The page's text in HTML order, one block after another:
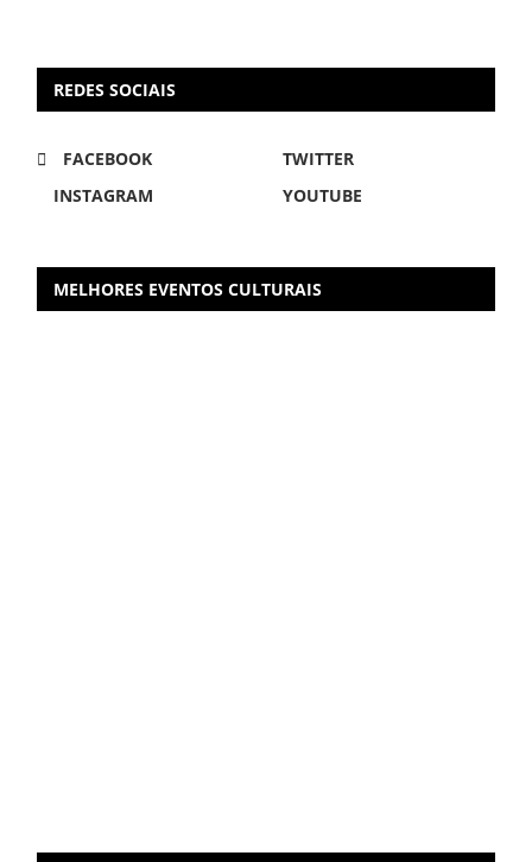
REDES SOCIAIS
FACEBOOK
TWITTER
INSTAGRAM
YOUTUBE
MELHORES EVENTOS CULTURAIS